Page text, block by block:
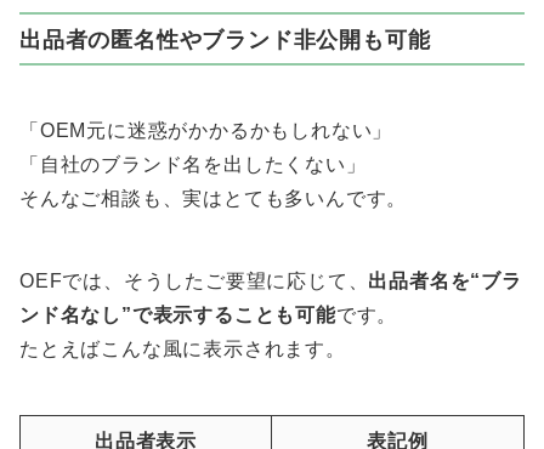
出品者の匿名性やブランド非公開も可能
「OEM元に迷惑がかかるかもしれない」
「自社のブランド名を出したくない」
そんなご相談も、実はとても多いんです。
OEFでは、そうしたご要望に応じて、 出品者名を“ブラ
ンド名なし”で表示することも可能です。
たとえばこんな風に表示されます。
出品者表示 表記例